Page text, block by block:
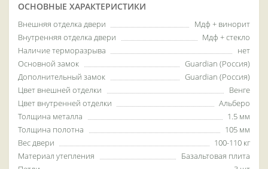
ОСНОВНЫЕ ХАРАКТЕРИСТИКИ
Внешняя отделка двери
Мдф + винорит
Внутренняя отделка двери
Мдф + стекло
Наличие терморазрыва
нет
Основной замок
Guardian (Россия)
Дополнительный замок
Guardian (Россия)
Цвет внешней отделки
Венге
Цвет внутренней отделки
Альберо
Толщина металла
1.5 мм
Толщина полотна
105 мм
Вес двери
100-110 кг
Материал утепления
Базальтовая плита